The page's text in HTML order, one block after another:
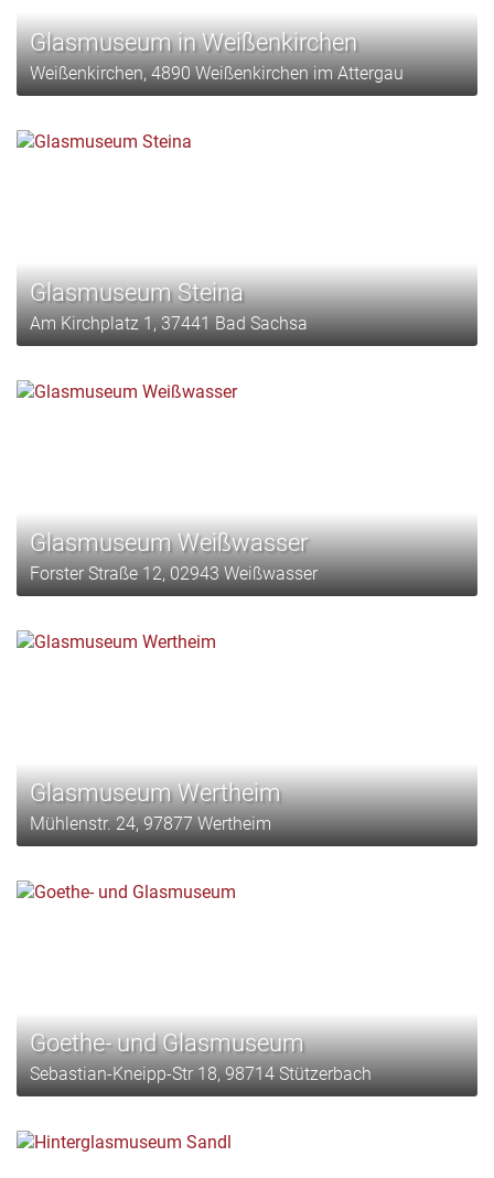
Glasmuseum in Weißenkirchen
Weißenkirchen, 4890 Weißenkirchen im Attergau
Glasmuseum Steina
Am Kirchplatz 1, 37441 Bad Sachsa
Glasmuseum Weißwasser
Forster Straße 12, 02943 Weißwasser
Glasmuseum Wertheim
Mühlenstr. 24, 97877 Wertheim
Goethe- und Glasmuseum
Sebastian-Kneipp-Str 18, 98714 Stützerbach